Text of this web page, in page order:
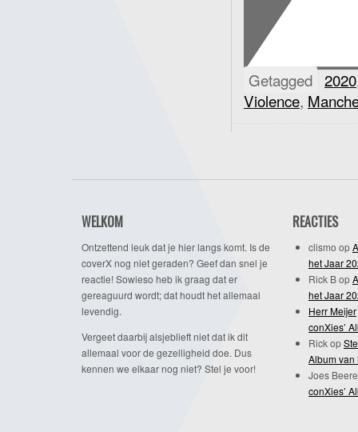
Getagged 2020
Violence,
WELKOM
Ontzettend leuk dat je hier langs komt. Is de
coverX nog niet geraden? Geef dan snel je
reactie! Sowieso heb ik graag dat er
gereaguurd wordt; dat houdt het allemaal
levendig.
Vergeet daarbij alsjeblieft niet dat ik dit
allemaal voor de gezelligheid doe. Dus
kennen we elkaar nog niet? Stel je voor!
REACTIES
clismo op
het Jaar
Rick Bop
het Jaar
Herr Meijer
conXies’
Rickop
Album van
Joes
conXies’